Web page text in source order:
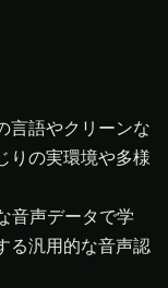
言語やクリーンな
りの実環境や多様
音声データで学
る汎用的な音声認